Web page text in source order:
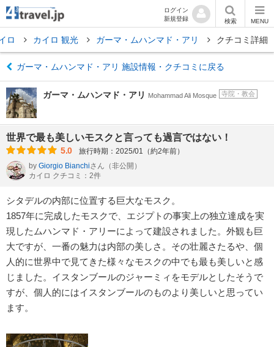
ログイン
新規登録
検索 MENU
ロ カイロ 観光 ガーマ・ムハンマド・アリ クチコミ詳細
ガーマ・ムハンマド・アリ 施設情報・クチコミに戻る
ガーマ・ムハンマド・アリ Mohammad Ali Mosque 寺院・教会
世界で最も美しいモスクと言っても過言ではない！
5.0
旅行時期：2025/01（約2年前）
by Giorgio Bianchiさん （非公開）
カイロ クチコミ：2件
シタデルの内部に位置する巨大なモスク。
1857年に完成したモスクで、エジプトの事実上の独立達成を実
現したムハンマド・アリーによって建設されました。外観も巨
大ですが、一番の魅力は内部の美しさ。その壮麗さたるや、個
人的に世界中で見てきた様々なモスクの中でも最も美しいと感
じました。イスタンブールのジャーミィをモデルとしたそうで
すが、個人的にはイスタンブールのものより美しいと思ってい
ます。